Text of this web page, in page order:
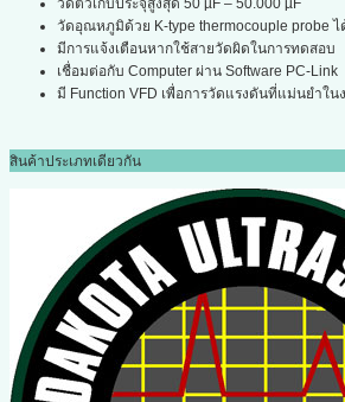
วัดตัวเก็บประจุสูงสุด 50 µF – 50.000 µF
วัดอุณหภูมิด้วย K-type thermocouple probe ไ
มีการแจ้งเตือนหากใช้สายวัดผิดในการทดสอบ
เชื่อมต่อกับ Computer ผ่าน Software PC-Link
มี Function VFD เพื่อการวัดแรงดันที่แม่นยำใน
สินค้าประเภทเดียวกัน